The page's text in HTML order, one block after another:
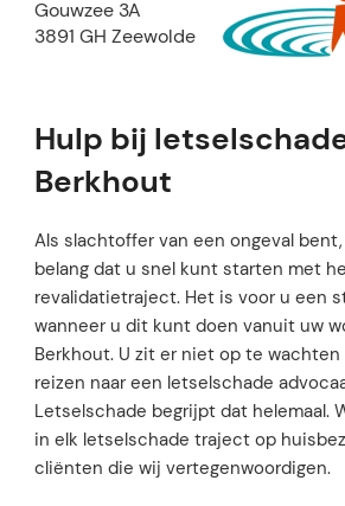
Gouwzee 3A
3891 GH Zeewolde
Hulp bij
Berkhout
Als slachtoffer van een ongeval
belang dat u snel kunt starten met
revalidatietraject. Het is voor u een
wanneer u dit kunt doen vanuit uw
Berkhout. U zit er niet op te
reizen naar een letselschade
Letselschade begrijpt dat helemaal.
in elk letselschade traject op
cliënten die wij vertegenwoordigen.